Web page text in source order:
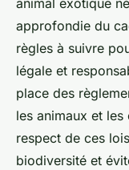
animal exotique
approfondie du
règles à suivre
légale et
place des
les animaux et
respect de ces
biodiversité et